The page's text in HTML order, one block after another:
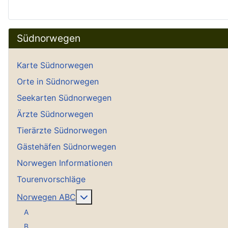
Südnorwegen
Karte Südnorwegen
Orte in Südnorwegen
Seekarten Südnorwegen
Ärzte Südnorwegen
Tierärzte Südnorwegen
Gästehäfen Südnorwegen
Norwegen Informationen
Tourenvorschläge
Norwegen ABC
A
B